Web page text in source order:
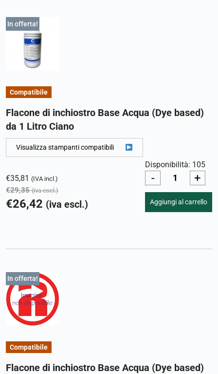
In offerta!
Compatibile
Flacone di inchiostro Base Acqua (Dye based)
da 1 Litro Ciano
Visualizza stampanti compatibili
€35,81 (IVA incl.)
€29,35 (iva escl.)
€26,42 (iva escl.)
Disponibilità: 105
- +
Aggiungi al carrello
In offerta!
Compatibile
Flacone di inchiostro Base Acqua (Dye based)